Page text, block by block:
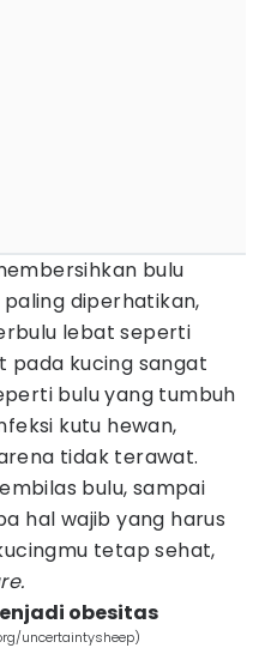
bulu
diperhatikan,
lebat seperti
pada kucing sangat
bulu yang tumbuh
kutu hewan,
tidak terawat.
bulu, sampai
hal wajib yang harus
tetap sehat,
obesitas
uncertaintysheep)